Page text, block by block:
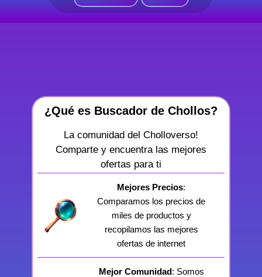
¿Qué es Buscador de Chollos?
La comunidad del Cholloverso!
Comparte y encuentra las mejores
ofertas para ti
Mejores Precios:
Comparamos los precios de
miles de productos y
recopilamos las mejores
ofertas de internet
Mejor Comunidad: Somos